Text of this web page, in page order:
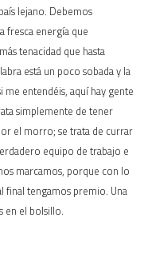
lejano. Debemos
fresca energía que
tenacidad que hasta
está un poco sobada y la
entendéis, aquí hay gente
simplemente de tener
el morro; se trata de currar
equipo de trabajo e
marcamos, porque con lo
final tengamos premio. Una
en el bolsillo.